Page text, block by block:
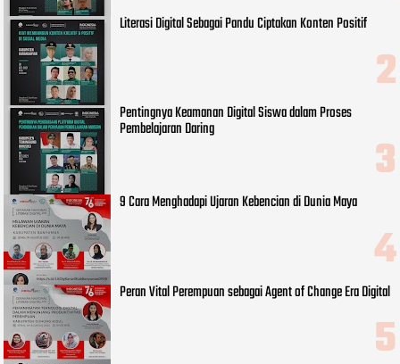
Literasi Digital Sebagai Pandu Ciptakan Konten Positif
Pentingnya Keamanan Digital Siswa dalam Proses
Pembelajaran Daring
9 Cara Menghadapi Ujaran Kebencian di Dunia Maya
Peran Vital Perempuan sebagai Agent of Change Era Digital